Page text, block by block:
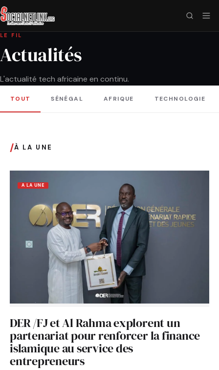
LE FIL
Actualités
L'actualité tech africaine en continu.
TOUT SÉNÉGAL AFRIQUE TECHNOLOGIE
/À LA UNE
A LA UNE
DER /FJ et Al Rahma explorent un
partenariat pour renforcer la finance
islamique au service des
entrepreneurs